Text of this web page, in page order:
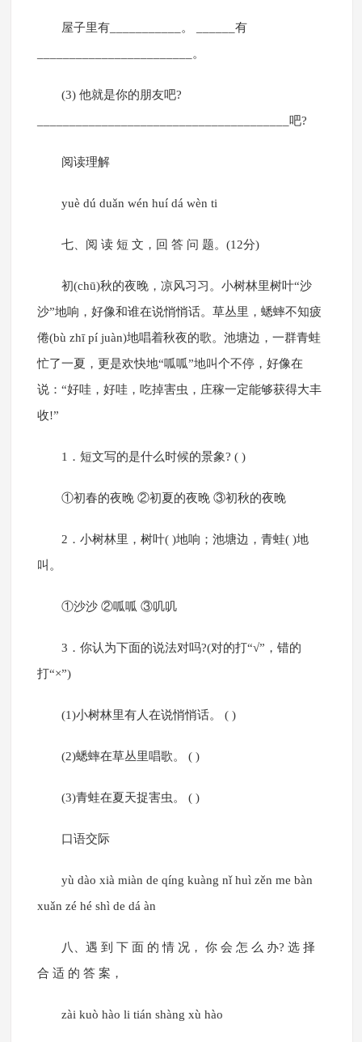
屋子里有___________。 ______有
________________________。
(3) 他就是你的朋友吧?
_______________________________________吧?
阅读理解
yuè dú duǎn wén huí dá wèn ti
七、阅 读 短 文，回 答 问 题。(12分)
初(chū)秋的夜晚，凉风习习。小树林里树叶“沙
沙”地响，好像和谁在说悄悄话。草丛里，蟋蟀不知疲
倦(bù zhī pí juàn)地唱着秋夜的歌。池塘边，一群青蛙
忙了一夏，更是欢快地“呱呱”地叫个不停，好像在
说：“好哇，好哇，吃掉害虫，庄稼一定能够获得大丰
收!”
1．短文写的是什么时候的景象? ( )
①初春的夜晚 ②初夏的夜晚 ③初秋的夜晚
2．小树林里，树叶( )地响；池塘边，青蛙( )地
叫。
①沙沙 ②呱呱 ③叽叽
3．你认为下面的说法对吗?(对的打“√”，错的
打“×”)
(1)小树林里有人在说悄悄话。 ( )
(2)蟋蟀在草丛里唱歌。 ( )
(3)青蛙在夏天捉害虫。 ( )
口语交际
yù dào xià miàn de qíng kuàng nǐ huì zěn me bàn
xuǎn zé hé shì de dá àn
八、遇 到 下 面 的 情 况， 你 会 怎 么 办? 选 择
合 适 的 答 案，
zài kuò hào li tián shàng xù hào